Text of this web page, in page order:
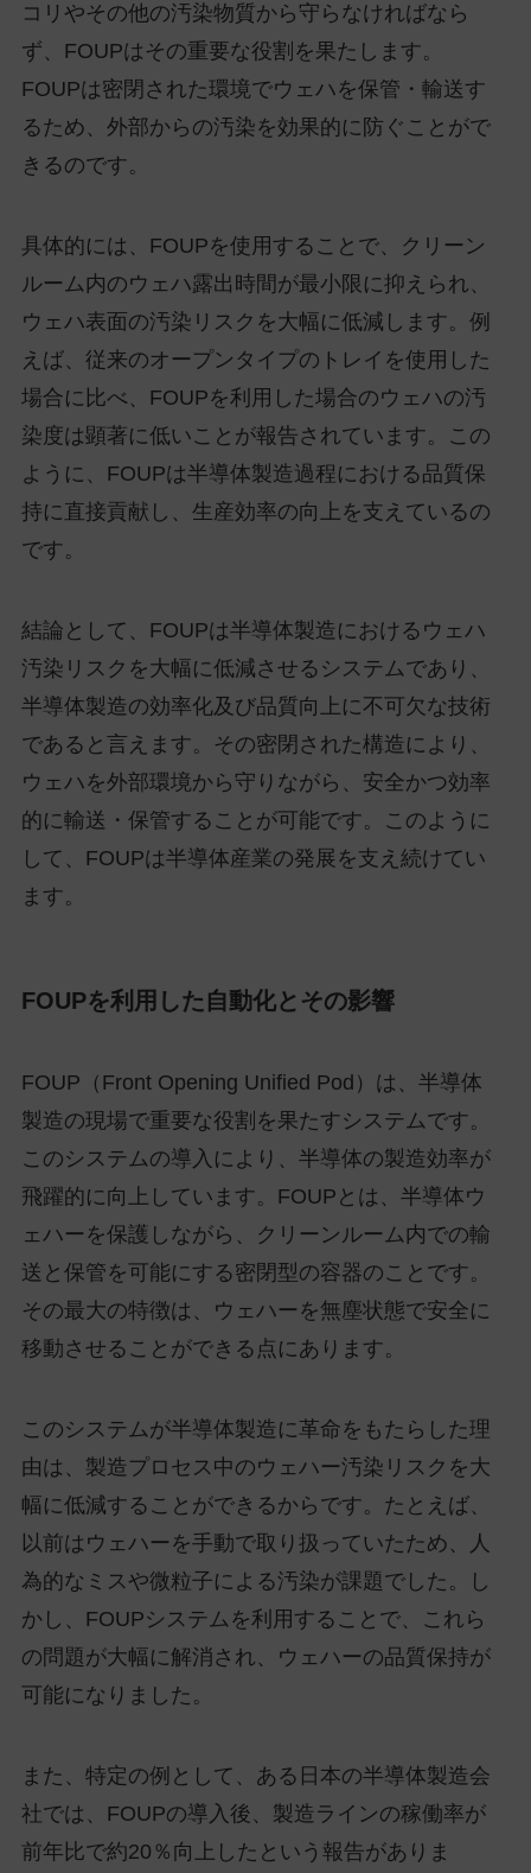
コリやその他の汚染物質から守らなければなら
ず、FOUPはその重要な役割を果たします。
FOUPは密閉された環境でウェハを保管・輸送す
るため、外部からの汚染を効果的に防ぐことがで
きるのです。
具体的には、FOUPを使用することで、クリーン
ルーム内のウェハ露出時間が最小限に抑えられ、
ウェハ表面の汚染リスクを大幅に低減します。例
えば、従来のオープンタイプのトレイを使用した
場合に比べ、FOUPを利用した場合のウェハの汚
染度は顕著に低いことが報告されています。この
ように、FOUPは半導体製造過程における品質保
持に直接貢献し、生産効率の向上を支えているの
です。
結論として、FOUPは半導体製造におけるウェハ
汚染リスクを大幅に低減させるシステムであり、
半導体製造の効率化及び品質向上に不可欠な技術
であると言えます。その密閉された構造により、
ウェハを外部環境から守りながら、安全かつ効率
的に輸送・保管することが可能です。このように
して、FOUPは半導体産業の発展を支え続けてい
ます。
FOUPを利用した自動化とその影響
FOUP（Front Opening Unified Pod）は、半導体
製造の現場で重要な役割を果たすシステムです。
このシステムの導入により、半導体の製造効率が
飛躍的に向上しています。FOUPとは、半導体ウ
ェハーを保護しながら、クリーンルーム内での輸
送と保管を可能にする密閉型の容器のことです。
その最大の特徴は、ウェハーを無塵状態で安全に
移動させることができる点にあります。
このシステムが半導体製造に革命をもたらした理
由は、製造プロセス中のウェハー汚染リスクを大
幅に低減することができるからです。たとえば、
以前はウェハーを手動で取り扱っていたため、人
為的なミスや微粒子による汚染が課題でした。し
かし、FOUPシステムを利用することで、これら
の問題が大幅に解消され、ウェハーの品質保持が
可能になりました。
また、特定の例として、ある日本の半導体製造会
社では、FOUPの導入後、製造ラインの稼働率が
前年比で約20％向上したという報告がありま